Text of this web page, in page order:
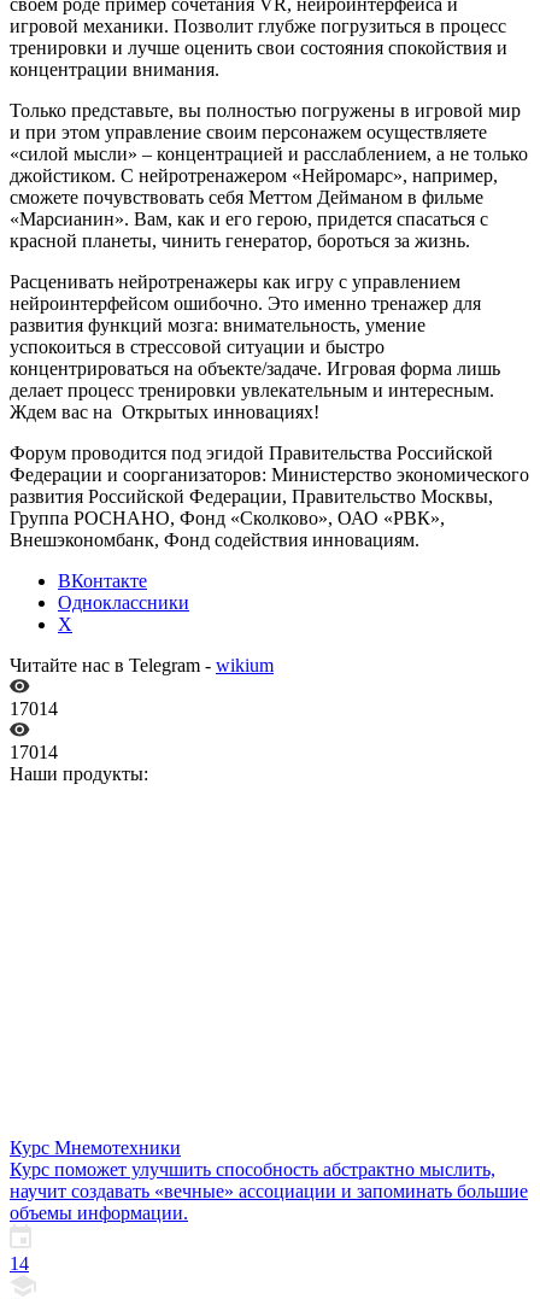
игровой механики. Позволит глубже погрузиться в процесс
тренировки и лучше оценить свои состояния спокойствия и
концентрации внимания.
Только представьте, вы полностью погружены в игровой мир
и при этом управление своим персонажем осуществляете
«силой мысли» – концентрацией и расслаблением, а не только
джойстиком. С нейротренажером «Нейромарс», например,
сможете почувствовать себя Меттом Дейманом в фильме
«Марсианин». Вам, как и его герою, придется спасаться с
красной планеты, чинить генератор, бороться за жизнь.
Расценивать нейротренажеры как игру с управлением
нейроинтерфейсом ошибочно. Это именно тренажер для
развития функций мозга: внимательность, умение
успокоиться в стрессовой ситуации и быстро
концентрироваться на объекте/задаче. Игровая форма лишь
делает процесс тренировки увлекательным и интересным.
Ждем вас на Открытых инновациях!
Форум проводится под эгидой Правительства Российской
Федерации и соорганизаторов: Министерство экономического
развития Российской Федерации, Правительство Москвы,
Группа РОСНАНО, Фонд «Сколково», ОАО «РВК»,
Внешэкономбанк, Фонд содействия инновациям.
ВКонтакте
Одноклассники
X
Читайте нас в Telegram - wikium
17014
17014
Наши продукты:
Курс Мнемотехники
Курс поможет улучшить способность абстрактно мыслить,
научит создавать «вечные» ассоциации и запоминать большие
объемы информации.
14